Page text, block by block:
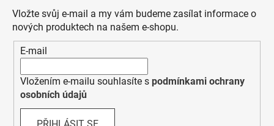
Vložte svůj e-mail a my vám budeme zasílat informace o
nových produktech na našem e-shopu.
E-mail
Vložením e-mailu souhlasíte s podmínkami ochrany
osobních údajů